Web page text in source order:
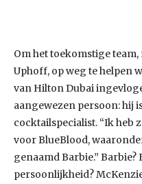
Om het toekomstige
Uphoff, op weg te helpen
van Hilton Dubai
aangewezen persoon: hij
cocktailspecialist. “Ik heb
voor BlueBlood,
genaamd Barbie.”
persoonlijkheid?